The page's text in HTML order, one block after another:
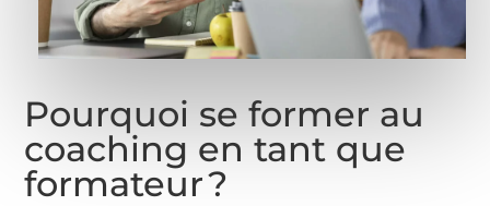
Pourquoi se former au
coaching en tant que
formateur ?